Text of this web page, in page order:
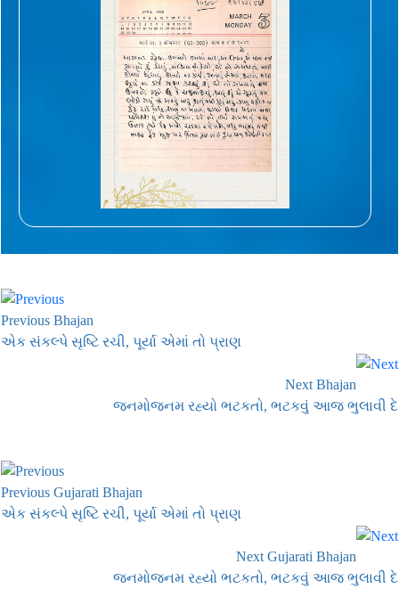
Previous Bhajan
એક સંકલ્પે સૃષ્ટિ રચી, પૂર્યા એમાં તો પ્રાણ
Next Bhajan
જનમોજનમ રહ્યો ભટકતો, ભટકવું આજ ભુલાવી દે
Previous Gujarati Bhajan
એક સંકલ્પે સૃષ્ટિ રચી, પૂર્યા એમાં તો પ્રાણ
Next Gujarati Bhajan
જનમોજનમ રહ્યો ભટકતો, ભટકવું આજ ભુલાવી દે